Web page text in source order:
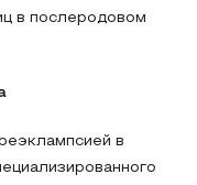
в послеродовом
в